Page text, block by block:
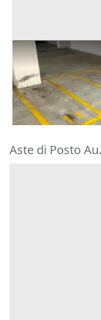
Asta Posto moto
autorimessa
Bologna (Bologna)
1.487 €
23/09/2026